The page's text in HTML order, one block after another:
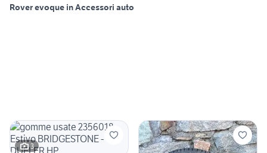
Rover evoque in Accessori auto
3